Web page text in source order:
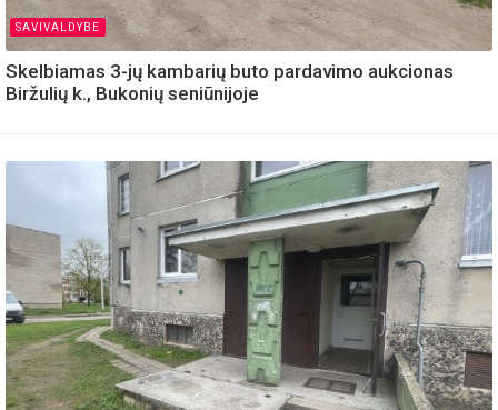
SAVIVALDYBE
Skelbiamas 3-jų kambarių buto pardavimo aukcionas
Biržulių k., Bukonių seniūnijoje